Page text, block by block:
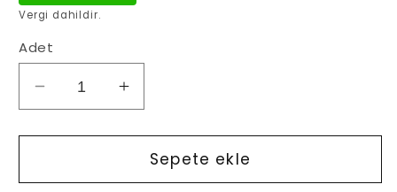
Vergi dahildir.
Adet
Lapis
Pembe
Kuvars
İnci
Lapis
Pembe
Kuvars
Barok
İnci
Sepete ekle